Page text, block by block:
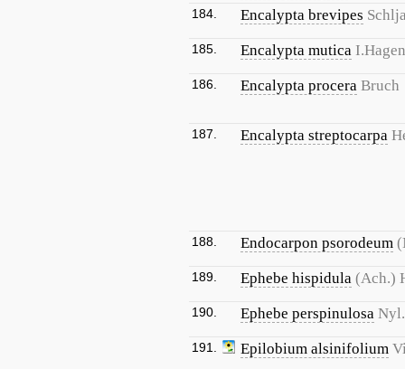
184. Encalypta brevipes
185. Encalypta mutica I.Hagen
186. Encalypta procera Bruch
187. Encalypta streptocarpa
188. Endocarpon psorodeum
189. Ephebe hispidula (Ach.)
190. Ephebe perspinulosa Nyl.
191. Epilobium alsinifolium